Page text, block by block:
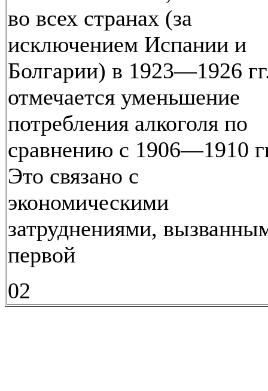
во всех странах (за
исключением Испании и
Болгарии) в 1923—1926
отмечается уменьшение
потребления алкоголя по
сравнению с 1906—1910
Это связано с
экономическими
затруднениями,
первой
02